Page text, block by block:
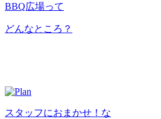
BBQ広場って
どんなところ？
スタッフにおまかせ！な